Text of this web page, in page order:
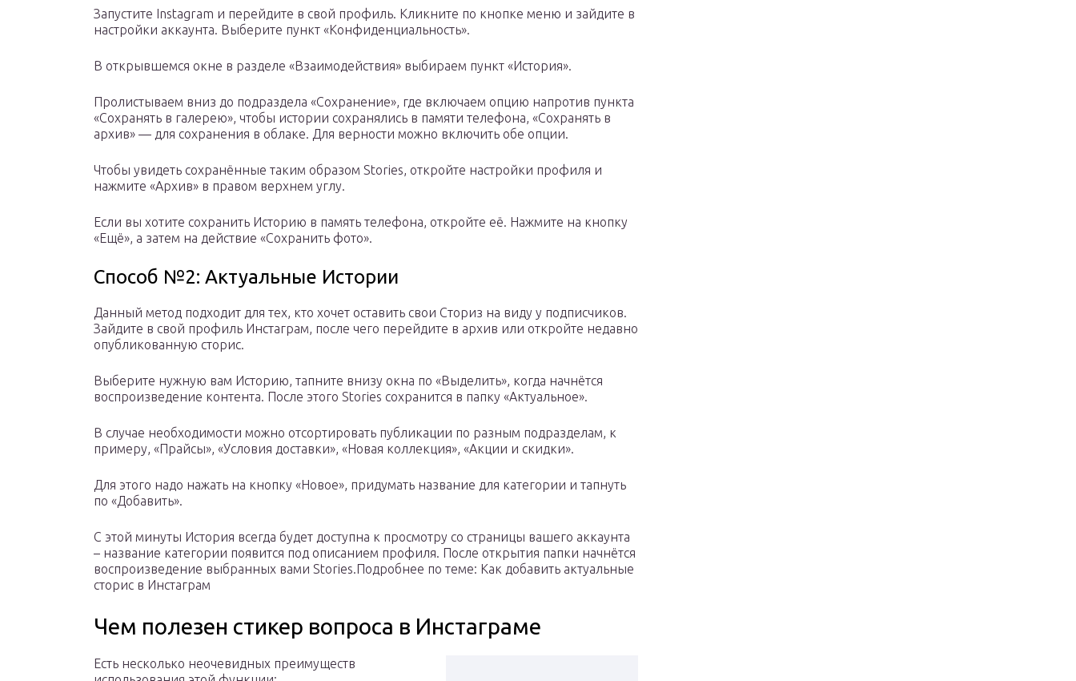
Запустите Instagram и перейдите в свой профиль. Кликните по кнопке меню и зайдите в
настройки аккаунта. Выберите пункт «Конфиденциальность».
В открывшемся окне в разделе «Взаимодействия» выбираем пункт «История».
Пролистываем вниз до подраздела «Сохранение», где включаем опцию напротив пункта
«Сохранять в галерею», чтобы истории сохранялись в памяти телефона, «Сохранять в
архив» — для сохранения в облаке. Для верности можно включить обе опции.
Чтобы увидеть сохранённые таким образом Stories, откройте настройки профиля и
нажмите «Архив» в правом верхнем углу.
Если вы хотите сохранить Историю в память телефона, откройте её. Нажмите на кнопку
«Ещё», а затем на действие «Сохранить фото».
Способ №2: Актуальные Истории
Данный метод подходит для тех, кто хочет оставить свои Сториз на виду у подписчиков.
Зайдите в свой профиль Инстаграм, после чего перейдите в архив или откройте недавно
опубликованную сторис.
Выберите нужную вам Историю, тапните внизу окна по «Выделить», когда начнётся
воспроизведение контента. После этого Stories сохранится в папку «Актуальное».
В случае необходимости можно отсортировать публикации по разным подразделам, к
примеру, «Прайсы», «Условия доставки», «Новая коллекция», «Акции и скидки».
Для этого надо нажать на кнопку «Новое», придумать название для категории и тапнуть
по «Добавить».
С этой минуты История всегда будет доступна к просмотру со страницы вашего аккаунта
– название категории появится под описанием профиля. После открытия папки начнётся
воспроизведение выбранных вами Stories.Подробнее по теме: Как добавить актуальные
сторис в Инстаграм
Чем полезен стикер вопроса в Инстаграме
Есть несколько неочевидных преимуществ